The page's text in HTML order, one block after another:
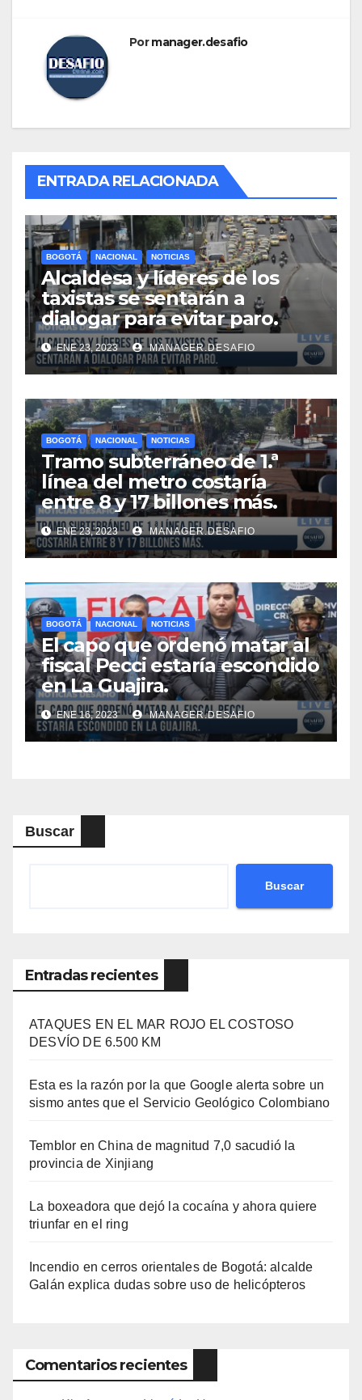
Pormanager.desafio
ENTRADA RELACIONADA
BOGOTÁ NACIONAL NOTICIAS
Alcaldesa y líderes de los
taxistas se sentarán a
dialogar para evitar paro.
ENE 23, 2023 MANAGER.DESAFIO
BOGOTÁ NACIONAL NOTICIAS
Tramo subterráneo de 1.ª
línea del metro costaría
entre 8 y 17 billones más.
ENE 23, 2023 MANAGER.DESAFIO
BOGOTÁ NACIONAL NOTICIAS
El capo que ordenó matar al
fiscal Pecci estaría escondido
en La Guajira.
ENE 16, 2023 MANAGER.DESAFIO
Buscar
Buscar
Entradas recientes
ATAQUES EN EL MAR ROJO EL COSTOSO
DESVÍO DE 6.500 KM
Esta es la razón por la que Google alerta sobre un
sismo antes que el Servicio Geológico Colombiano
Temblor en China de magnitud 7,0 sacudió la
provincia de Xinjiang
La boxeadora que dejó la cocaína y ahora quiere
triunfar en el ring​
Incendio en cerros orientales de Bogotá: alcalde
Galán explica dudas sobre uso de helicópteros
Comentarios recientes